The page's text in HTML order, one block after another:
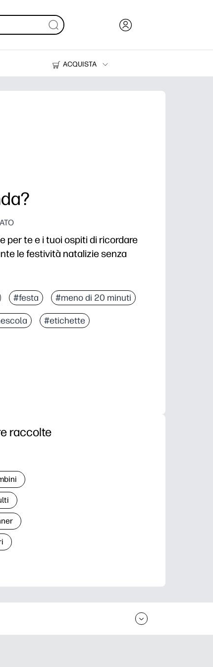
ACQUISTA
Stampanti
per te e i tuoi ospiti di ricordare
le festività natalizie senza
in pochi minuti, senza strumenti o
meno germi sostituiti e ricariche sprecate.
o tazza: cannucce, steli, manici, lattine
#festa #meno di 20 minuti
#etichette
raccolte